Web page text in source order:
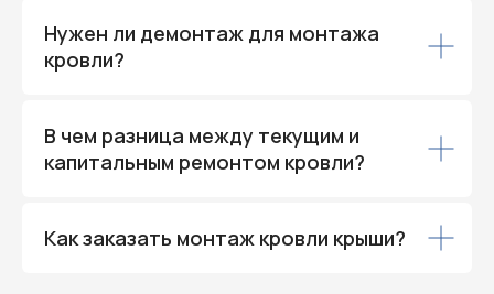
Нужен ли демонтаж для монтажа
кровли?
В чем разница между текущим и
капитальным ремонтом кровли?
Как заказать монтаж кровли крыши?